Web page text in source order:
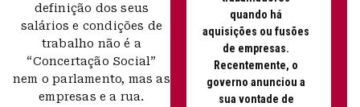
quando há
aquisições ou fusões
de empresas.
Recentemente, o
governo anunciou a
sua vontade de
definição dos seus
salários e condições de
trabalho não é a
“Concertação Social”
nem o parlamento, mas as
empresas e a rua.